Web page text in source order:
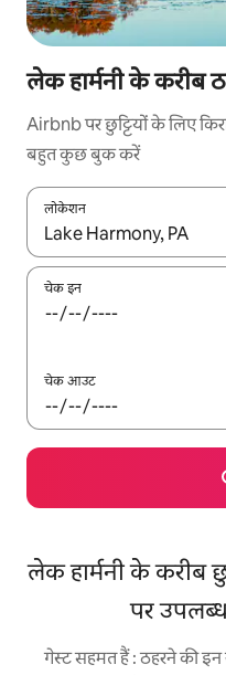
लेक हार्मनी के करीब
Airbnb पर छुट्टियों के लिए
बहुत कुछ बुक करें
लोकेशन
नतीजों के उपलब्ध होने पर, अप
चेक इन
चेक आउट
लेक हार्मनी के करीब
पर
गेस्ट सहमत हैं : ठहरने की